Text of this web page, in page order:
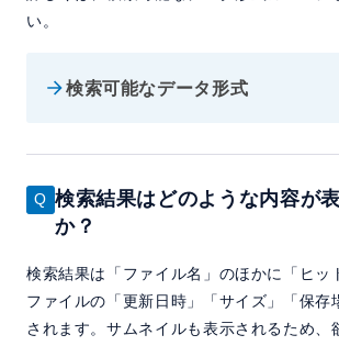
い。
検索可能なデータ形式
検索結果はどのような内容が
か？
検索結果は「ファイル名」のほかに「ヒッ
ファイルの「更新日時」「サイズ」「保存
されます。サムネイルも表示されるため、